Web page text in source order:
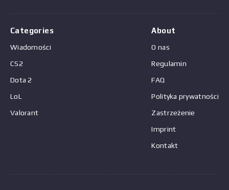
Categories
Wiadomości
CS2
Dota 2
LoL
Valorant
About
O nas
Regulamin
FAQ
Polityka prywatności
Zastrzeżenie
Imprint
Kontakt